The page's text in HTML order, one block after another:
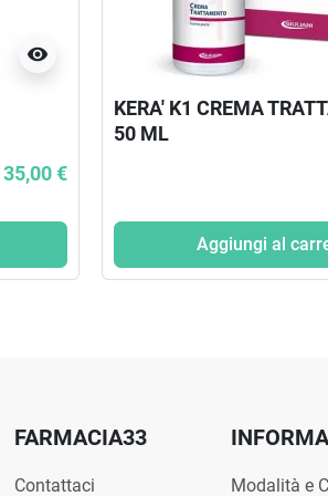
visibility
35,00 €
KERA' K1 CREMA
50 ML
Aggiungi al
FARMACIA33
Contattaci Modalità e